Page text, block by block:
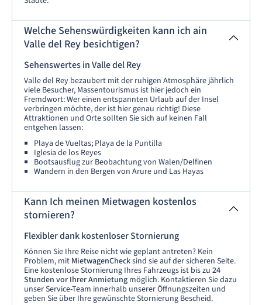
Welche Sehenswürdigkeiten kann ich ain
Valle del Rey besichtigen?
Sehenswertes in Valle del Rey
Valle del Rey bezaubert mit der ruhigen Atmosphäre jährlich
viele Besucher, Massentourismus ist hier jedoch ein
Fremdwort: Wer einen entspannten Urlaub auf der Insel
verbringen möchte, der ist hier genau richtig! Diese
Attraktionen und Orte sollten Sie sich auf keinen Fall
entgehen lassen:
Playa de Vueltas; Playa de la Puntilla
Iglesia de los Reyes
Bootsausflug zur Beobachtung von Walen/Delfinen
Wandern in den Bergen von Arure und Las Hayas
Kann Ich meinen Mietwagen kostenlos
stornieren?
Flexibler dank kostenloser Stornierung
Können Sie Ihre Reise nicht wie geplant antreten? Kein
Problem, mit MietwagenChecksind sie auf der sicheren Seite.
Eine kostenlose Stornierung Ihres Fahrzeugs ist bis zu 24
Stunden vor Ihrer Anmietung möglich. Kontaktieren Sie dazu
unser Service-Team innerhalb unserer Öffnungszeiten und
geben Sie über Ihre gewünschte Stornierung Bescheid.